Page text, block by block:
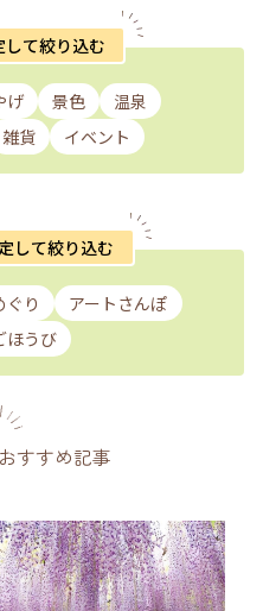
して絞り込む
げ 景色
温泉
雑貨 イベント
して絞り込む
ぐり
アートさんぽ
ほうび
すすめ記事